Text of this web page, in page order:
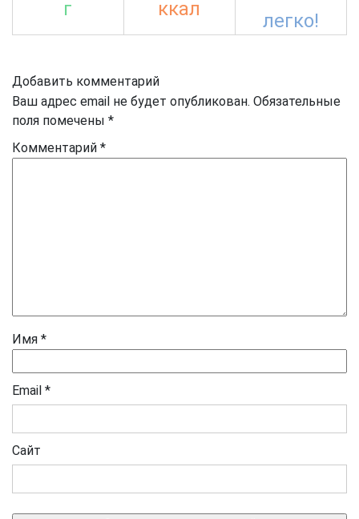
г ккал
легко!
Добавить комментарий
Ваш адрес email не будет опубликован. Обязательные
поля помечены *
Комментарий *
Имя *
Email *
Сайт